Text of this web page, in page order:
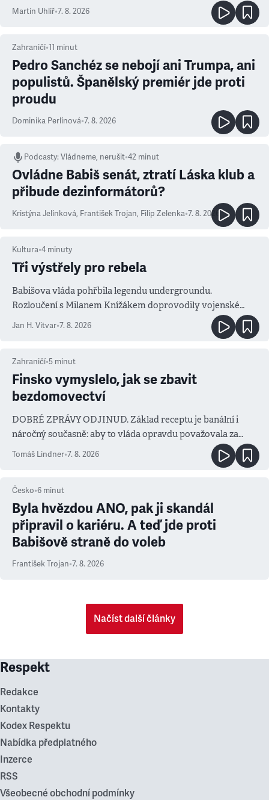
Martin Uhlíř•7. 8. 2026
Zahraničí•11 minut
Pedro Sanchéz se nebojí ani Trumpa, ani
populistů. Španělský premiér jde proti
proudu
Dominika Perlínová•7. 8. 2026
Podcasty:Vládneme, nerušit•42 minut
Ovládne Babiš senát, ztratí Láska klub a
přibude dezinformátorů?
Kristýna Jelínková, František Trojan, Filip Zelenka•7. 8. 2026
Kultura•4 minuty
Tři výstřely pro rebela
Babišova vláda pohřbila legendu undergroundu.
Rozloučení s Milanem Knížákem doprovodily vojenské
Jan H. Vitvar•7. 8. 2026
Zahraničí•5 minut
Finsko vymyslelo, jak se zbavit
bezdomovectví
DOBRÉ ZPRÁVY ODJINUD. Základ receptu je banální i
náročný současně: aby to vláda opravdu považovala za
Tomáš Lindner•7. 8. 2026
Česko•6 minut
Byla hvězdou ANO, pak ji skandál
připravil o kariéru. A teď jde proti
Babišově straně do voleb
František Trojan•7. 8. 2026
Načíst další články
Respekt
Redakce
Kontakty
Kodex Respektu
Nabídka předplatného
Inzerce
RSS
Všeobecné obchodní podmínky